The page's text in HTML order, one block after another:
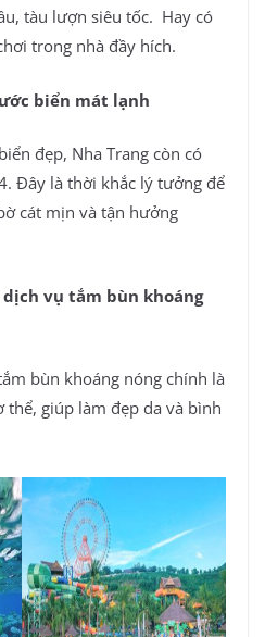
tàu lượn siêu tốc. Hay có
trong nhà đầy hích.
biển mát lạnh
đẹp, Nha Trang còn có
Đây là thời khắc lý tưởng để
cát mịn và tận hưởng
vụ tắm bùn khoáng
bùn khoáng nóng chính là
thể, giúp làm đẹp da và bình